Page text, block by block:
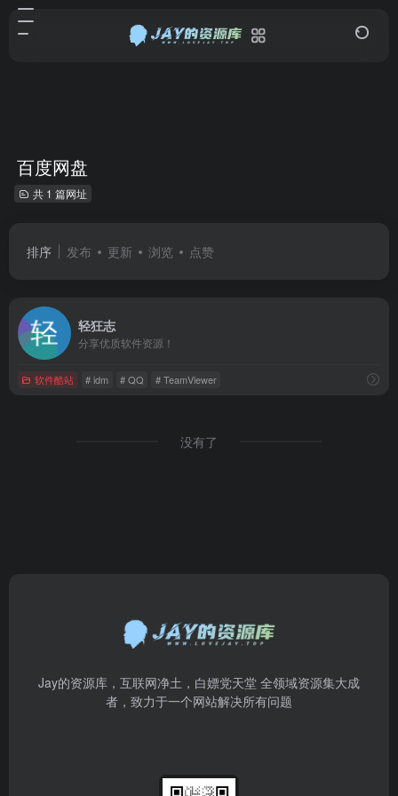
百度网盘
共 1 篇网址
排序 发布 更新 浏览 点赞
轻狂志
分享优质软件资源！
软件酷站 # idm # QQ # TeamViewer
没有了
Jay的资源库，互联网净土，白嫖党天堂 全领域资源集大成
者，致力于一个网站解决所有问题